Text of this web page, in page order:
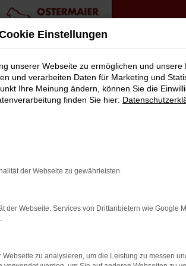
um die Mobilität. Das gilt natürlich
perfekt zu nahezu jedem Anspruch in
denn so erhalten Sie Ihren Audi A1
kontaktieren Sie uns noch heute.
Einstellungen
unserer Webseite zu ermöglichen und unsere
und verarbeiten Daten für Marketing und
Ihre Meinung ändern, können Sie die
finden Sie hier:
der Webseite zu gewährleisten.
der Webseite. Services von Drittanbietern wie Google
zu analysieren, um die Leistung zu messen